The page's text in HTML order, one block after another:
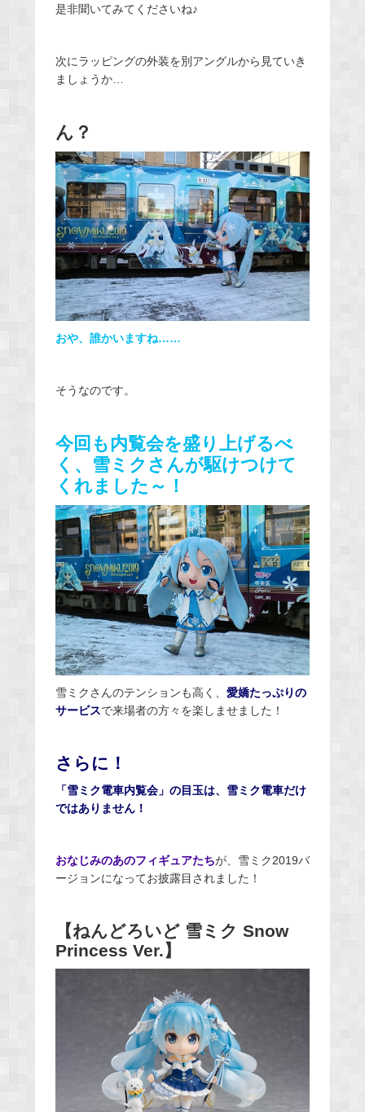
是非聞いてみてくださいね♪
次にラッピングの外装を別アングルから見ていき
ましょうか…
ん？
おや、誰かいますね……
そうなのです。
今回も内覧会を盛り上げるべ
く、雪ミクさんが駆けつけて
くれました～！
雪ミクさんのテンションも高く、 愛嬌たっぷりの
サービスで来場者の方々を楽しませました！
さらに！
「雪ミク電車内覧会」の目玉は、雪ミク電車だけ
ではありません！
おなじみのあのフィギュアたちが、雪ミク2019バ
ージョンになってお披露目されました！
【ねんどろいど 雪ミク Snow
Princess Ver.】